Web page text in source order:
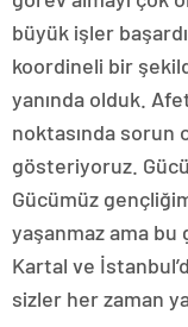
büyük işler
koordineli bir
yanında olduk.
noktasında sorun
gösteriyoruz.
Gücümüz
yaşanmaz ama bu
Kartal ve
sizler her zaman